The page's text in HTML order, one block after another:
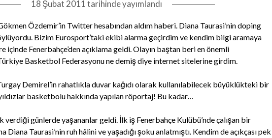
18 Şubat 2011tarihinde yayımlandı
Özdemir’in Twitter hesabından aldım haberi. Diana Taurasi’nin doping
Bizim Eurosport’taki ekibi alarma geçirdim ve kendim bilgi aramaya
içinde Fenerbahçe’den açıklama geldi. Olayın baştan beri en önemli
Basketbol Federasyonu ne demiş diye internet sitelerine girdim.
Demirel’in rahatlıkla duvar kağıdı olarak kullanılabilecek büyüklükteki bir
basketbolu hakkında yapılan röportaj! Bu kadar…
verdiği günlerde yaşananlar geldi. İlk iş Fenerbahçe Kulübü’nde çalışan bir
Diana Taurasi’nin ruh hâlini ve yaşadığı şoku anlatmıştı. Kendim de açıkçası pek